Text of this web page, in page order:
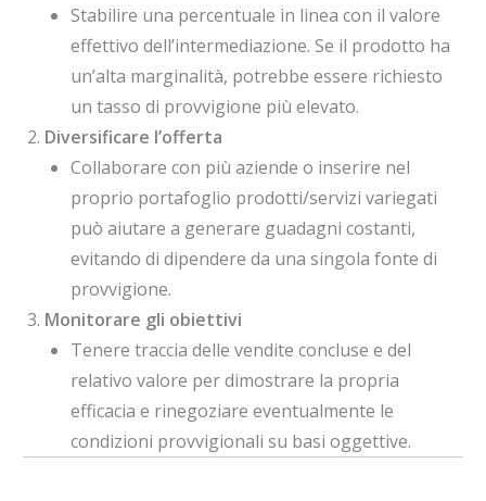
Stabilire una percentuale in linea con il valore
effettivo dell’intermediazione. Se il prodotto ha
un’alta marginalità, potrebbe essere richiesto
un tasso di provvigione più elevato.
Diversificare l’offerta
Collaborare con più aziende o inserire nel
proprio portafoglio prodotti/servizi variegati
può aiutare a generare guadagni costanti,
evitando di dipendere da una singola fonte di
provvigione.
Monitorare gli obiettivi
Tenere traccia delle vendite concluse e del
relativo valore per dimostrare la propria
efficacia e rinegoziare eventualmente le
condizioni provvigionali su basi oggettive.